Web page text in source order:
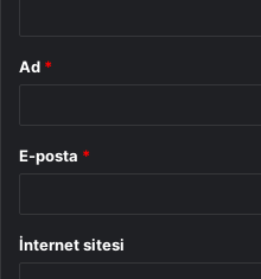
Ad *
E-posta *
İnternet sitesi